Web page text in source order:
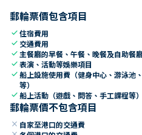
郵輪票價包含項目
check住宿費用
check 交通費用
check 主餐廳的早餐、午餐、晚餐及自助餐
check表演、活動等娛樂項目
check船上設施使用費（健身中心、游泳池
等）
check船上活動（遊戲、問答、手工課程等）
郵輪票價不包含項目
close 自家至港口的交通費